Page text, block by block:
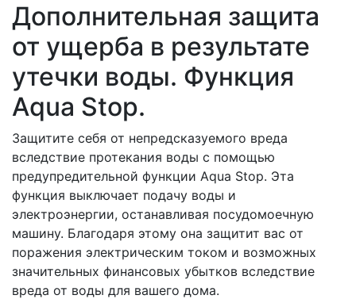
Дополнительная защита
от ущерба в результате
утечки воды. Функция
Aqua Stop.
Защитите себя от непредсказуемого вреда
вследствие протекания воды с помощью
предупредительной функции Aqua Stop. Эта
функция выключает подачу воды и
электроэнергии, останавливая посудомоечную
машину. Благодаря этому она защитит вас от
поражения электрическим током и возможных
значительных финансовых убытков вследствие
вреда от воды для вашего дома.